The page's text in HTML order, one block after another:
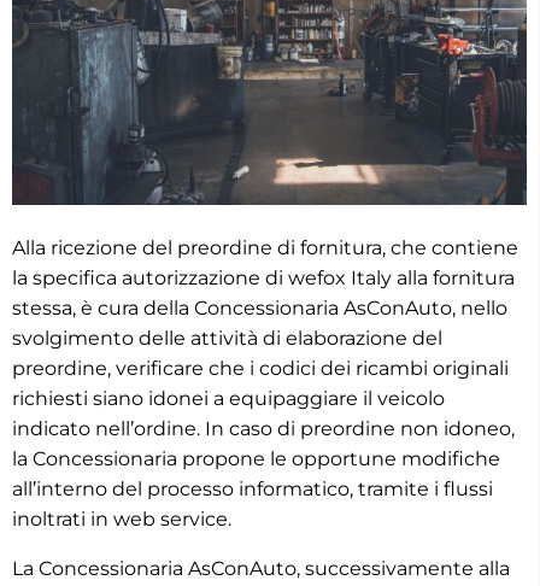
Alla ricezione del preordine di fornitura, che contiene
la specifica autorizzazione di wefox Italy alla fornitura
stessa, è cura della Concessionaria AsConAuto, nello
svolgimento delle attività di elaborazione del
preordine, verificare che i codici dei ricambi originali
richiesti siano idonei a equipaggiare il veicolo
indicato nell’ordine. In caso di preordine non idoneo,
la Concessionaria propone le opportune modifiche
all’interno del processo informatico, tramite i flussi
inoltrati in web service.
La Concessionaria AsConAuto, successivamente alla